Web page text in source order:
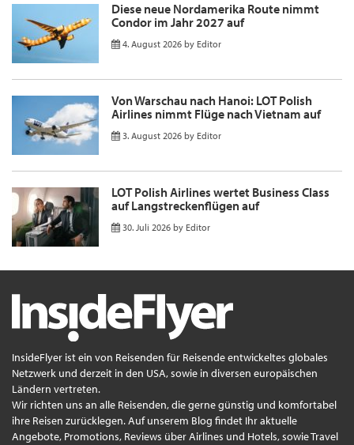
Diese neue Nordamerika Route nimmt
Condor im Jahr 2027 auf
4. August 2026 by Editor
Von Warschau nach Hanoi: LOT Polish
Airlines nimmt Flüge nach Vietnam auf
3. August 2026 by Editor
LOT Polish Airlines wertet Business Class
auf Langstreckenflügen auf
30. Juli 2026 by Editor
InsideFlyer ist ein von Reisenden für Reisende entwickeltes globales
Netzwerk und derzeit in den USA, sowie in diversen europäischen
Ländern vertreten.
Wir richten uns an alle Reisenden, die gerne günstig und komfortabel
ihre Reisen zurücklegen. Auf unserem Blog findet Ihr aktuelle
Angebote, Promotions, Reviews über Airlines und Hotels, sowie Travel